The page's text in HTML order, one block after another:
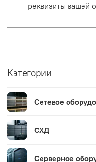
реквизиты вашей
Категории
Сетевое
СХД
Серверное